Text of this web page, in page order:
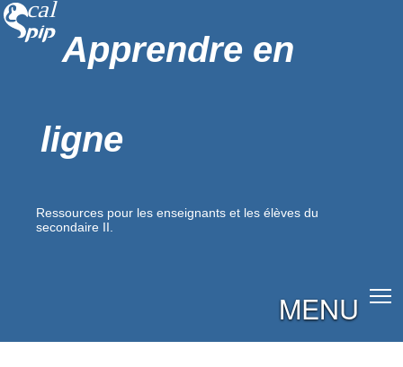
Apprendre en
ligne
Ressources pour les enseignants et les élèves du
secondaire II.
MENU